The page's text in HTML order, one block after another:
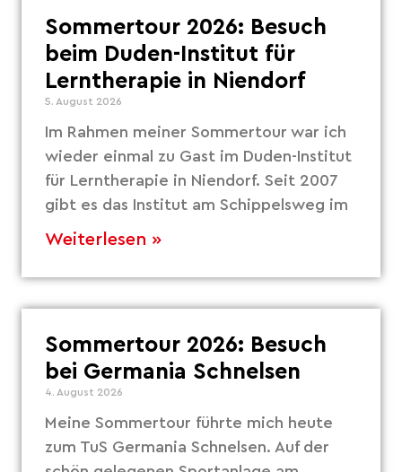
Sommertour 2026: Besuch
beim Duden-Institut für
Lerntherapie in Niendorf
5. August 2026
Im Rahmen meiner Sommertour war ich
wieder einmal zu Gast im Duden-Institut
für Lerntherapie in Niendorf. Seit 2007
gibt es das Institut am Schippelsweg im
Weiterlesen »
Sommertour 2026: Besuch
bei Germania Schnelsen
4. August 2026
Meine Sommertour führte mich heute
zum TuS Germania Schnelsen. Auf der